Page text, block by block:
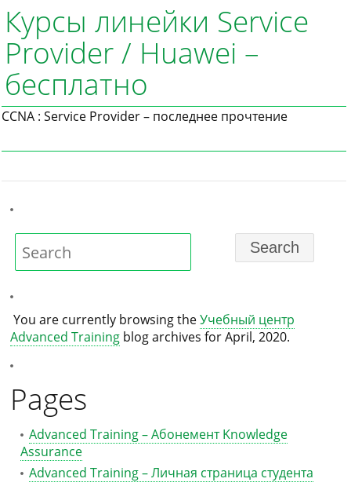
Курсы линейки Service
Provider / Huawei –
бесплатно
CCNA : Service Provider – последнее прочтение
You are currently browsing theУчебный центр
Advanced Training blog archives for April, 2020.
Pages
Advanced Training – Абонемент Knowledge
Assurance
Advanced Training – Личная страница студента